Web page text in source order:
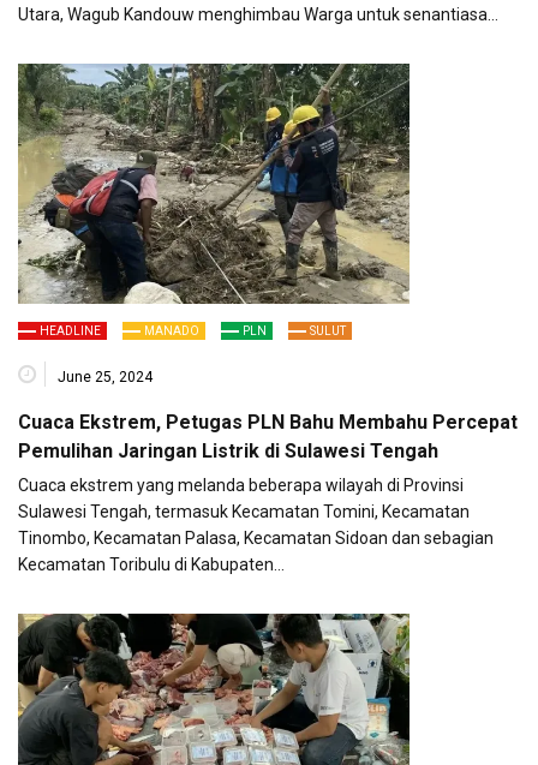
Utara, Wagub Kandouw menghimbau Warga untuk senantiasa…
HEADLINE MANADO PLN SULUT
June 25, 2024
Cuaca Ekstrem, Petugas PLN Bahu Membahu Percepat
Pemulihan Jaringan Listrik di Sulawesi Tengah
Cuaca ekstrem yang melanda beberapa wilayah di Provinsi
Sulawesi Tengah, termasuk Kecamatan Tomini, Kecamatan
Tinombo, Kecamatan Palasa, Kecamatan Sidoan dan sebagian
Kecamatan Toribulu di Kabupaten…